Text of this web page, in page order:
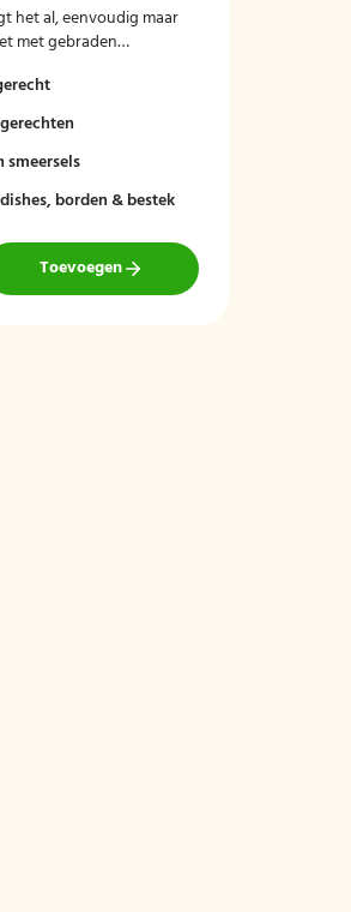
het al, eenvoudig maar
met gebraden
smeersels
borden & bestek
Toevoegen